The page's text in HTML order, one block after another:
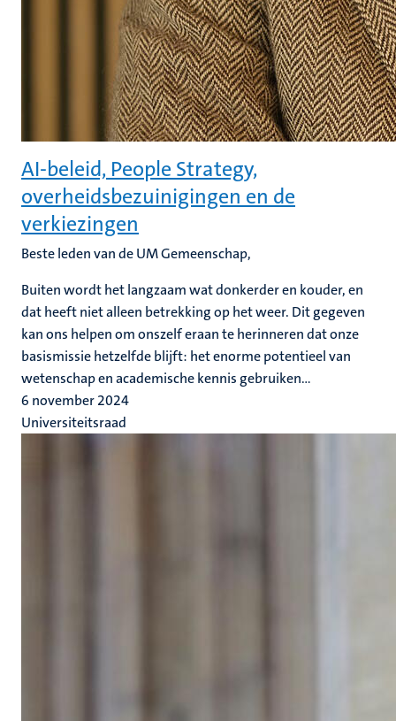
AI-beleid, People Strategy,
overheidsbezuinigingen en de
verkiezingen
Beste leden van de UM Gemeenschap,
Buiten wordt het langzaam wat donkerder en kouder, en
dat heeft niet alleen betrekking op het weer. Dit gegeven
kan ons helpen om onszelf eraan te herinneren dat onze
basismissie hetzelfde blijft: het enorme potentieel van
wetenschap en academische kennis gebruiken...
6 november 2024
Universiteitsraad